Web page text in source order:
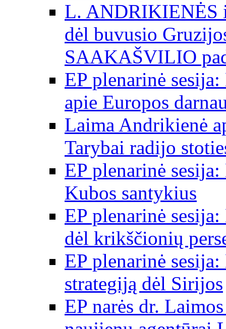
L. ANDRIKIENĖS
dėl buvusio
SAAKAŠVILIO
EP plenarinė
apie Europos
Laima Andrikienė
Tarybai radijo
EP plenarinė
Kubos santykius
EP plenarinė
dėl krikščionių
EP plenarinė
strategiją dėl Sirijos
EP narės dr.